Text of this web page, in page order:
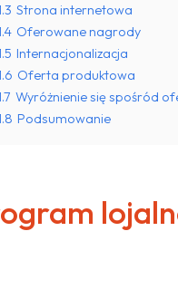
Strona internetowa
Oferowane nagrody
Internacjonalizacja
Oferta produktowa
Wyróżnienie się spośród
Podsumowanie